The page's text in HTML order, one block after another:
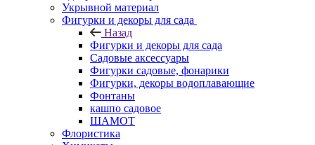
Укрывной материал
Фигурки и декоры для сада
Назад
Фигурки и декоры для сада
Садовые аксессуары
Фигурки садовые, фонарики
Фигурки, декоры водоплавающие
Фонтаны
кашпо садовое
ШАМОТ
Флористика